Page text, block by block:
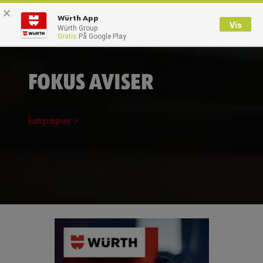
FOKUS AVISER
kampagner >
× Würth App
Würth Group
Gratis På Google Play
Vis